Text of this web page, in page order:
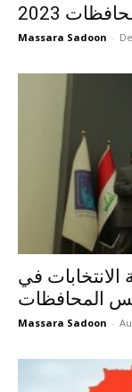
2023
Massara Sadoon -
في
Massara Sadoon -